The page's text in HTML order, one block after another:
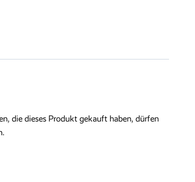
die dieses Produkt gekauft haben, dürfen